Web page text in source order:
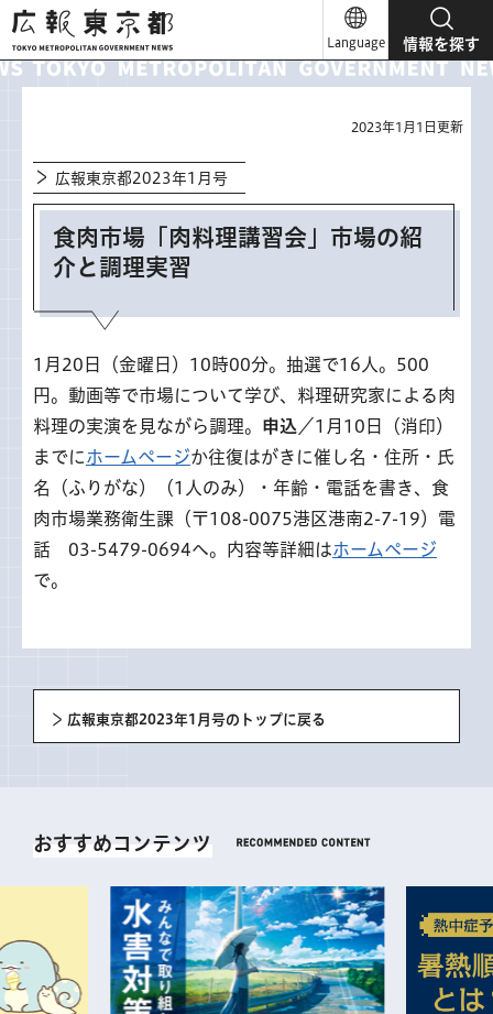
広報東京都
Language 情報を探す
2023年1月1日更新
広報東京都2023年1月号
食肉市場「肉料理講習会」市場の紹
介と調理実習
1月20日（金曜日）10時00分。抽選で16人。500
円。動画等で市場について学び、料理研究家による肉
料理の実演を見ながら調理。
申込 ／1月10日（消印）
までに ホームページか往復はがきに催し名・住所・氏
名（ふりがな）（1人のみ）・年齢・電話を書き、食
肉市場業務衛生課（〒108-0075港区港南2-7-19）電
話 03-5479-0694へ。内容等詳細はホームページ
で。
広報東京都2023年1月号のトップに戻る
おすすめコンテンツ